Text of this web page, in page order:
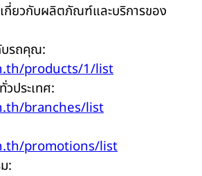
กี่ยวกับผลิตภัณฑ์และบริการของ
บรถคุณ:
products/1/list
ประเทศ:
branches/list
promotions/list
: